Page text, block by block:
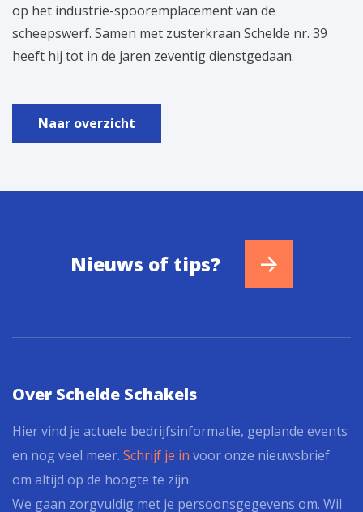
op het industrie-spooremplacement van de
scheepswerf. Samen met zusterkraan Schelde nr. 39
heeft hij tot in de jaren zeventig dienstgedaan.
Naar overzicht
Nieuws of tips?
Over Schelde Schakels
Hier vind je actuele bedrijfsinformatie, geplande events
en nog veel meer. Schrijf je in voor onze nieuwsbrief
om altijd op de hoogte te zijn.
We gaan zorgvuldig met je persoonsgegevens om. Wil